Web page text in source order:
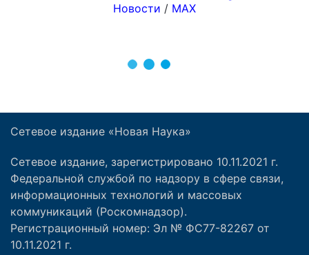
Сетевое издание «Новая Наука»
Сетевое издание, зарегистрировано 10.11.2021 г.
Федеральной службой по надзору в сфере связи,
информационных технологий и массовых
коммуникаций (Роскомнадзор).
Регистрационный номер: Эл № ФС77-82267 от
10.11.2021 г.